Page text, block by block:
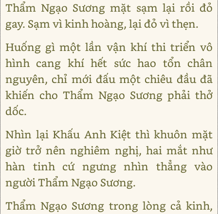
Thẩm Ngạo Sương mặt sạm lại rồi đỏ
gay. Sạm vì kinh hoàng, lại đỏ vì thẹn.
Huống gì một lần vận khí thi triển vô
hình cang khí hết sức hao tổn chân
nguyên, chỉ mới đấu một chiêu đầu đã
khiến cho Thẩm Ngạo Sương phải thở
dốc.
Nhìn lại Khấu Anh Kiệt thì khuôn mặt
giờ trở nên nghiêm nghị, hai mắt như
hàn tinh cứ ngưng nhìn thẳng vào
người Thẩm Ngạo Sương.
Thẩm Ngạo Sương trong lòng cả kinh,